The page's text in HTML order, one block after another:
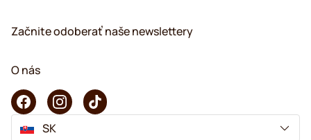
Začnite odoberať naše newslettery
O nás
SK